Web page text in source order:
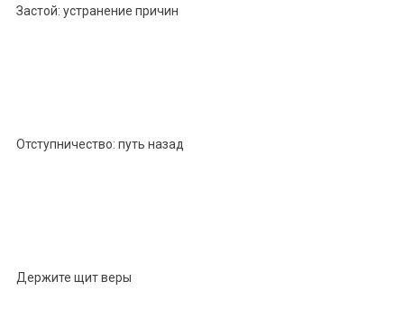
Застой: устранение причин
Отступничество: путь назад
Держите щит веры